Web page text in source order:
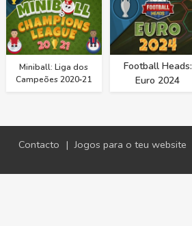
Miniball: Liga dos
Campeões 2020‑21
Football Heads:
Euro 2024
Contacto | Jogos para o teu website